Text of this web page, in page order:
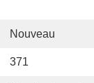
Nouveau
371